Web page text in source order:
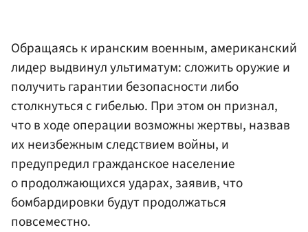
Обращаясь к иранским военным, американский
лидер выдвинул ультиматум: сложить оружие и
получить гарантии безопасности либо
столкнуться с гибелью. При этом он признал,
что в ходе операции возможны жертвы, назвав
их неизбежным следствием войны, и
предупредил гражданское население
о продолжающихся ударах, заявив, что
бомбардировки будут продолжаться
повсеместно.